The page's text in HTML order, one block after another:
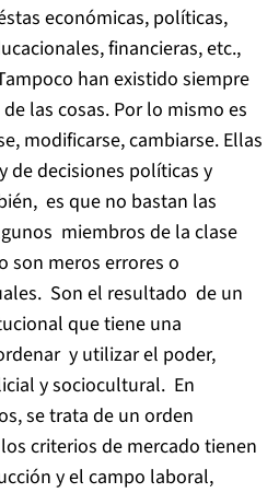
económicas, políticas,
financieras, etc.,
han existido siempre
las cosas. Por lo mismo es
modificarse, cambiarse. Ellas
de decisiones políticas y
es que no bastan las
miembros de la clase
son meros errores o
Son el resultado de un
que tiene una
y utilizar el poder,
y sociocultural. En
se trata de un orden
criterios de mercado tienen
y el campo laboral,